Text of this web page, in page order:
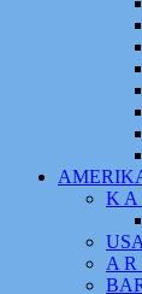
K A
USA
A R